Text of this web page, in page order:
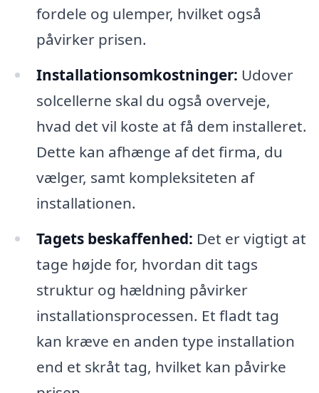
fordele og ulemper, hvilket også
påvirker prisen.
Installationsomkostninger: Udover
solcellerne skal du også overveje,
hvad det vil koste at få dem installeret.
Dette kan afhænge af det firma, du
vælger, samt kompleksiteten af
installationen.
Tagets beskaffenhed: Det er vigtigt at
tage højde for, hvordan dit tags
struktur og hældning påvirker
installationsprocessen. Et fladt tag
kan kræve en anden type installation
end et skråt tag, hvilket kan påvirke